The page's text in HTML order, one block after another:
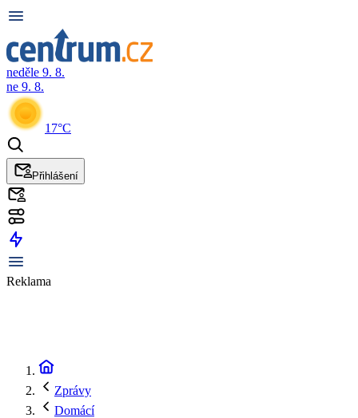
neděle 9. 8.
ne 9. 8.
17°C
Přihlášení
Reklama
Zprávy
Domácí